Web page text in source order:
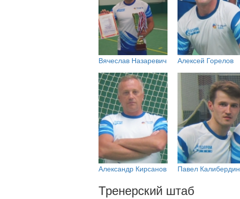
Вячеслав Назаревич Алексей Горелов
Александр Кирсанов Павел Калибердин
Тренерский штаб